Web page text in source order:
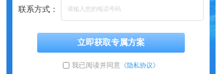
联系方式：
立即获取专属方案
我已阅读并同意 《隐私协议》